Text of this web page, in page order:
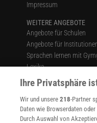
Impressum
WEITERE ANGEBOTE
Angebote für Schulen
Angebote für
Sprachen lernen mit
Lexika
Für Spektrum schreiben
Zugänglichkeitserklärung
WEBSEITEN
KielSCN
Ihre Privatsphäre
Wir und unsere218-Partner
Daten wie Browserdaten
Durch Auswahl von